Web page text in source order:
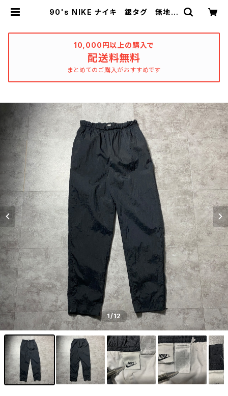
90's NIKE ナイキ 銀タグ 無地
s
10,000円以上の購入で
配送料無料
まとめてのご購入がおすすめです
1/12